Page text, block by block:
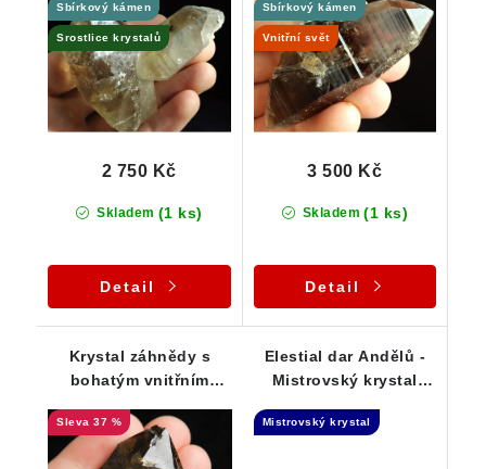
Sběratelská záležitost
Sbírkový kámen
Srostlice krystalů
Skladem (1 ks)
2 750 Kč
Detail
jehlicovitými skoryly /
dravity
Sbírkový kámen
Vnitřní svět
Skladem (1 ks)
3 500 Kč
Detail
Krystal záhnědy s
bohatým vnitřním
37 %
Elestial dar Andělů -
Mistrovský krystal
Mistrovský krystal